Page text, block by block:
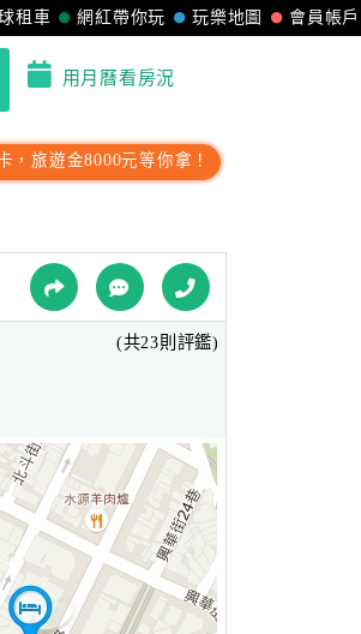
會員帳戶
玩樂地圖
網紅帶你玩
租車
用月曆看房況
，旅遊金8000元等你拿！
(共23則評鑑)